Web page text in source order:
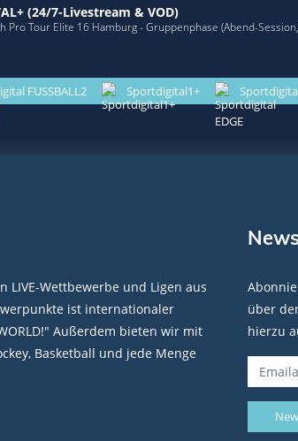
(24/7-Livestream & VOD)
Pro Tour Elite 16 Hamburg - Gruppenphase (Abend-
FUSSBALL2 Sportdigital1+
LIVE-Wettbewerbe und Ligen aus
ist internationaler
Außerdem bieten wir mit
Basketball und jede Menge
über
hierzu